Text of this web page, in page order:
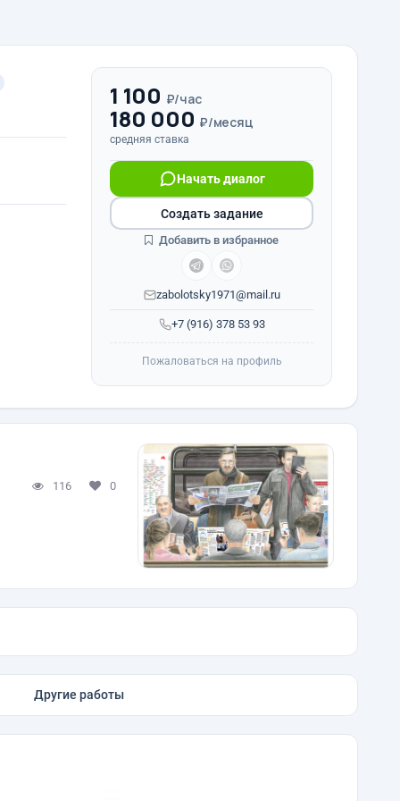
1 100 ₽/час
180 000 ₽/месяц
средняя ставка
+7 (916) 378 53 93
Начать диалог
zabolotsky1971@mail.ru
Создать задание
Добавить в избранное
Пожаловаться на профиль
116 0
Другие работы